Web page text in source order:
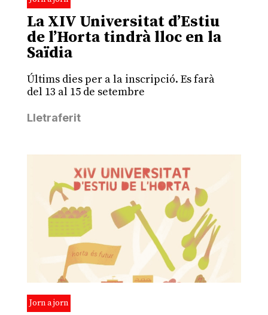
La XIV Universitat d’Estiu
de l’Horta tindrà lloc en la
Saïdia
Últims dies per a la inscripció. Es farà
del 13 al 15 de setembre
Lletraferit
Jorn a jorn